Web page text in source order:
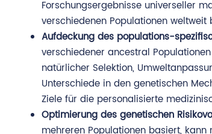
Forschungsergebnisse universeller
verschiedenen Populationen weltweit
Aufdeckung des populations-
verschiedener ancestral
natürlicher Selektion,
Unterschiede in den genetischen
Ziele für die personalisierte
Optimierung des genetischen
mehreren Populationen basiert,